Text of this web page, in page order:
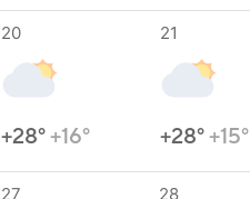
20
+28°+16°
21
+28°+15°
27 28